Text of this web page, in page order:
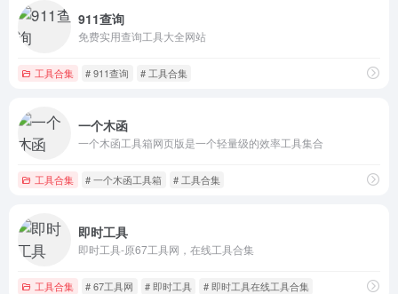
911查询
免费实用查询工具大全网站
工具合集 # 911查询 # 工具合集
一个木函
一个木函工具箱网页版是一个轻量级的效率工具集合
工具合集 # 一个木函工具箱 # 工具合集
即时工具
即时工具-原67工具网，在线工具合集
工具合集 # 67工具网 # 即时工具 # 即时工具在线工具合集